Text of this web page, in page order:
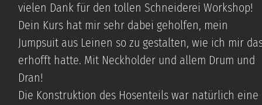
vielen Dank für den tollen Schneiderei Workshop!
Dein Kurs hat mir sehr dabei geholfen, mein
Jumpsuit aus Leinen so zu gestalten, wie ich mir
erhofft hatte. Mit Neckholder und allem Drum und
Dran!
Die Konstruktion des Hosenteils war natürlich eine